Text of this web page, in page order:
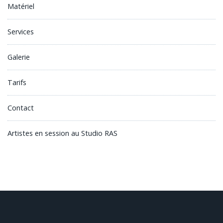
Matériel
Services
Galerie
Tarifs
Contact
Artistes en session au Studio RAS